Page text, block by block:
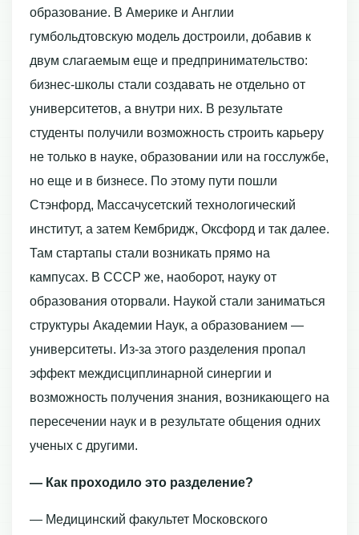
образование. В Америке и Англии
гумбольдтовскую модель достроили, добавив к
двум слагаемым еще и предпринимательство:
бизнес-школы стали создавать не отдельно от
университетов, а внутри них. В результате
студенты получили возможность строить карьеру
не только в науке, образовании или на госслужбе,
но еще и в бизнесе. По этому пути пошли
Стэнфорд, Массачусетский технологический
институт, а затем Кембридж, Оксфорд и так далее.
Там стартапы стали возникать прямо на
кампусах. В СССР же, наоборот, науку от
образования оторвали. Наукой стали заниматься
структуры Академии Наук, а образованием —
университеты. Из-за этого разделения пропал
эффект междисциплинарной синергии и
возможность получения знания, возникающего на
пересечении наук и в результате общения одних
ученых с другими.
— Как проходило это разделение?
— Медицинский факультет Московского